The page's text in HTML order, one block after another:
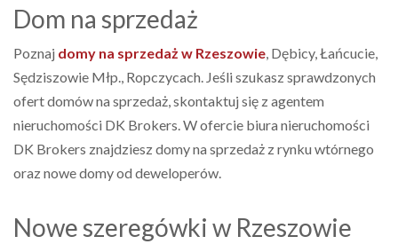
Dom na sprzedaż
Poznaj domy na sprzedaż w Rzeszowie, Dębicy, Łańcucie,
Sędziszowie Młp., Ropczycach. Jeśli szukasz sprawdzonych
ofert domów na sprzedaż, skontaktuj się z agentem
nieruchomości DK Brokers. W ofercie biura nieruchomości
DK Brokers znajdziesz domy na sprzedaż z rynku wtórnego
oraz nowe domy od deweloperów.
Nowe szeregówki w Rzeszowie